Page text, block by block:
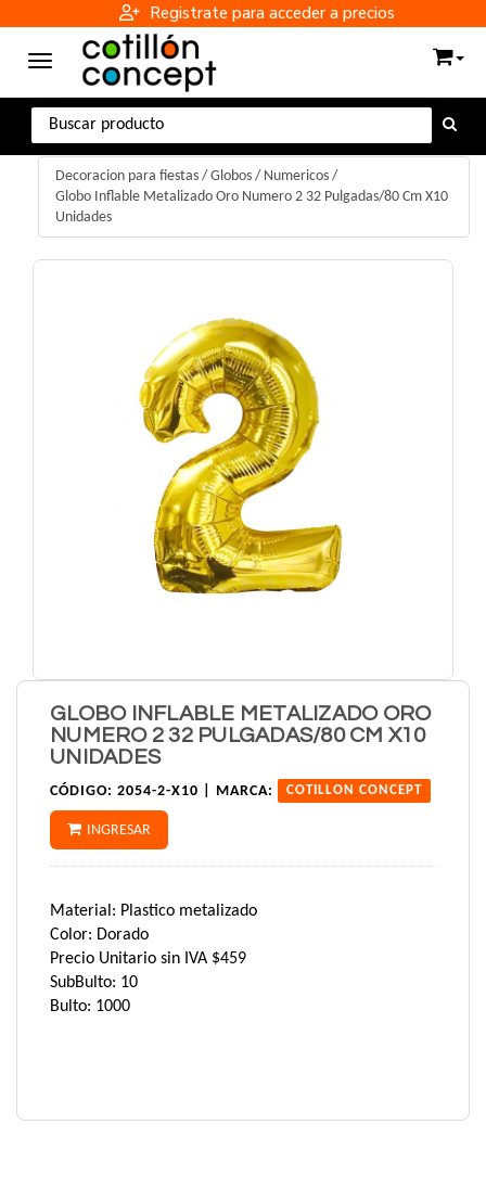
Registrate para acceder a precios
Toggle navigation
Decoracion para fiestas / Globos / Numericos /
Globo Inflable Metalizado Oro Numero 2 32 Pulgadas/80 Cm X10
Unidades
GLOBO INFLABLE METALIZADO ORO
NUMERO 2 32 PULGADAS/80 CM X10
UNIDADES
CÓDIGO: 2054-2-X10 | MARCA: COTILLON CONCEPT
INGRESAR
Material: Plastico metalizado
Color: Dorado
Precio Unitario sin IVA $459
SubBulto: 10
Bulto: 1000